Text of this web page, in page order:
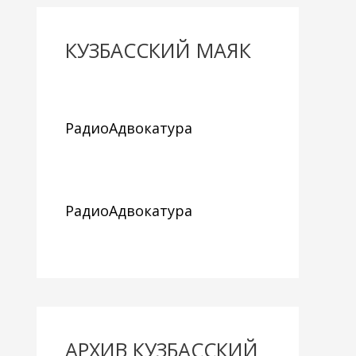
КУЗБАССКИЙ МАЯК
РадиоАдвокатура
РадиоАдвокатура
АРХИВ КУЗБАССКИЙ